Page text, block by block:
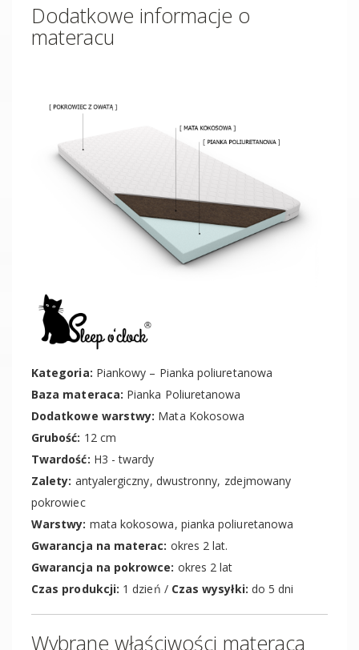
Dodatkowe informacje o
materacu
Kategoria: Piankowy – Pianka poliuretanowa
Baza materaca: Pianka Poliuretanowa
Dodatkowe warstwy: Mata Kokosowa
Grubość: 12 cm
Twardość: H3 - twardy
Zalety: antyalergiczny, dwustronny, zdejmowany
pokrowiec
Warstwy: mata kokosowa, pianka poliuretanowa
Gwarancja na materac: okres 2 lat.
Gwarancja na pokrowce: okres 2 lat
Czas produkcji: 1 dzień / Czas wysyłki: do 5 dni
Wybrane właściwości materaca